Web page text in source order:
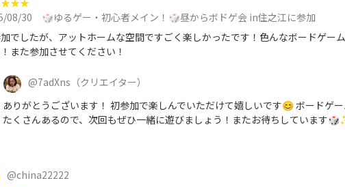
★★★
08/30
🎲ゆるゲー・初心者メイン！🎲昼からボドゲ会 in住之江に参加
でしたが、アットホームな空間ですごく楽しかったです！色んなボードゲー
また参加させてください！
@7adXns （クリエイター）
ありがとうございます！ 初参加で楽しんでいただけて嬉しいです😊 ボードゲ
たくさんあるので、次回もぜひ一緒に遊びましょう！またお待ちしています
@china22222